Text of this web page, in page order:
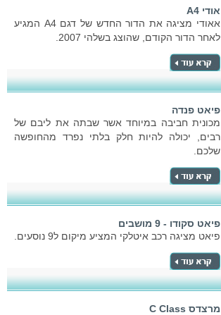
אודי A4
אאודי מציגה את הדור החדש של דגם A4 המגיע
לאחר הדור הקודם, שהוצג בשלהי 2007.
פיאט פנדה
מכונית חביבה במיוחד אשר שבתה את ליבם של
רבים, יכולה להיות חלק בלתי נפרד מהחופשה
שלכם.
פיאט סקודו - 9 מושבים
פיאט מציגה רכב איטלקי המציע מיקום ל9 נוסעים.
מרצדס C Class